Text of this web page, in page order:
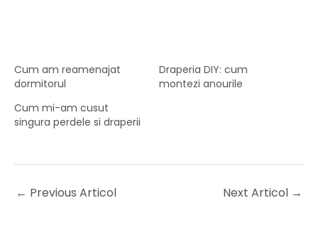
Cum am reamenajat
dormitorul
Draperia DIY: cum
montezi anourile
Cum mi-am cusut
singura perdele si draperii
← Previous Articol Next Articol →